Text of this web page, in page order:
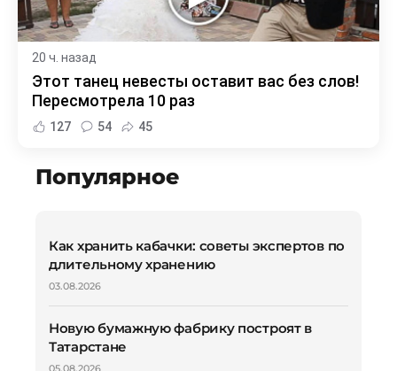
20 ч. назад
Этот танец невесты оставит вас без слов!
Пересмотрела 10 раз
127 54 45
Популярное
Как хранить кабачки: советы экспертов по
длительному хранению
03.08.2026
Новую бумажную фабрику построят в
Татарстане
05.08.2026